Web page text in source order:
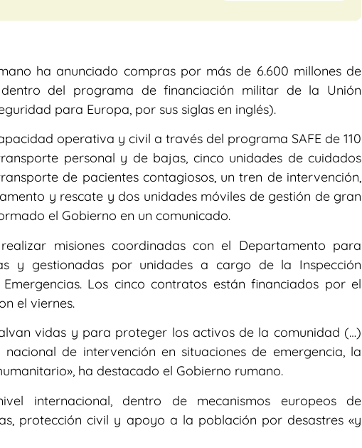
ha anunciado compras por más de 6.600 millones de
del programa de financiación militar de la Unión
para Europa, por sus siglas en inglés).
operativa y civil a través del programa SAFE de 110
personal y de bajas, cinco unidades de cuidados
de pacientes contagiosos, un tren de intervención,
y rescate y dos unidades móviles de gestión de gran
el Gobierno en un comunicado.
misiones coordinadas con el Departamento para
y gestionadas por unidades a cargo de la Inspección
Los cinco contratos están financiados por el
el viernes.
vidas y para proteger los activos de la comunidad (…)
de intervención en situaciones de emergencia, la
ha destacado el Gobierno rumano.
internacional, dentro de mecanismos europeos de
protección civil y apoyo a la población por desastres «y